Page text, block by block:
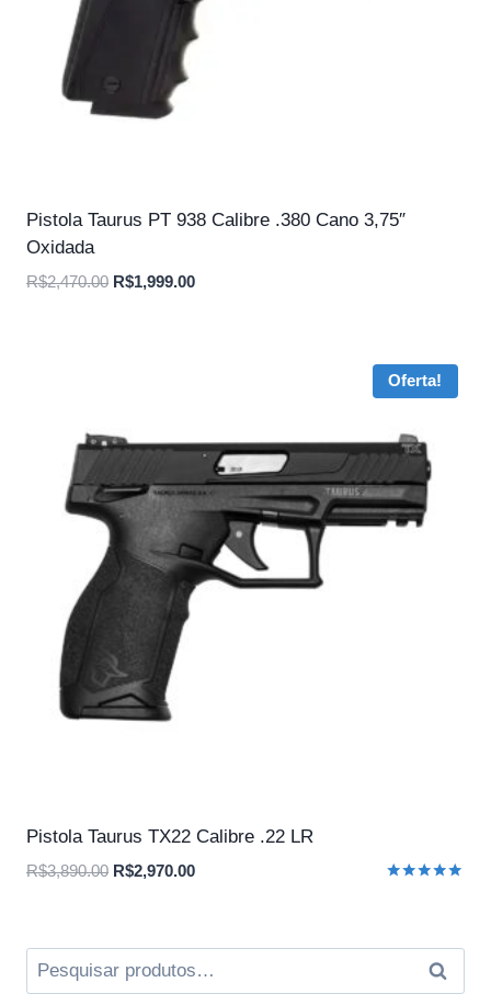
Pistola Taurus PT 938 Calibre .380 Cano 3,75″
Oxidada
R$2,470.00 O
R$1,999.00O
Oferta!
Pistola Taurus TX22 Calibre .22 LR
R$3,890.00 O
era:
R$3,890.00.
R$2,970.00O
é:
R$2,970.00.
Pesquisar
por: